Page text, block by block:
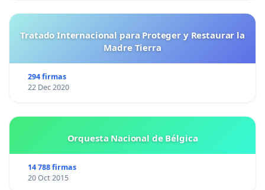
Tratado Internacional para Proteger y Restaurar la
Madre Tierra
294 firmas
22 Dec 2020
Orquesta Nacional de Bélgica
14 788 firmas
20 Oct 2015